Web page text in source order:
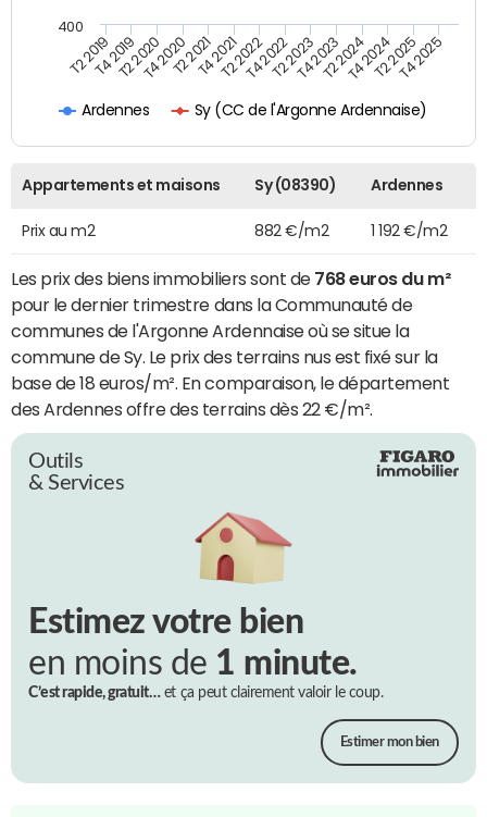
Ardennes Sy (CC de l'Argonne Ardennaise)
T2 2019T4 2019T2 2020T4 2020T2 2021T4 2021T2 2022T4 2022T2 2023T4 2023T2 2024T4 2024T2 2025T4 2025
400
Appartements et maisons Sy (08390) Ardennes
Prix au m2 882 €/m2 1 192 €/m2
Les prix des biens immobiliers sont de 768 euros du m²
pour le dernier trimestre dans la Communauté de
communes de l'Argonne Ardennaise où se situe la
commune de Sy. Le prix des terrains nus est fixé sur la
base de 18 euros/m². En comparaison, le département
des Ardennes offre des terrains dès 22 €/m².
Outils
& Services
Estimez votre bien
en moins de 1 minute.
C’est rapide, gratuit…et ça peut clairement valoir le coup.
Estimer mon bien